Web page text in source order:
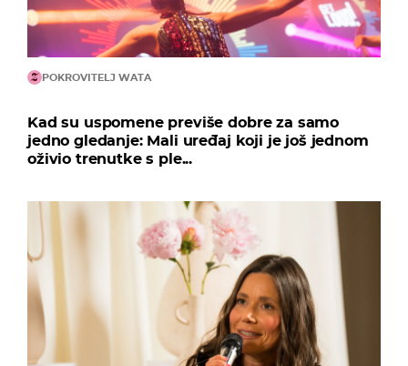
POKROVITELJ WATA
Kad su uspomene previše dobre za samo
jedno gledanje: Mali uređaj koji je još jednom
oživio trenutke s ple...